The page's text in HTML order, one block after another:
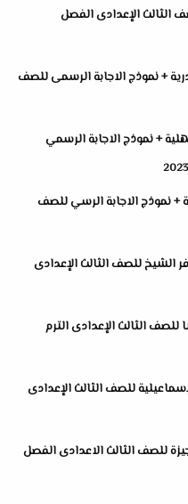
الثالث الإعدادى الفصل
+ نموذج الاجابة الرسمى للصف
+ نموذج الاجابة الرسمي
+ نموذج الاجابة الرسي للصف
الشيخ للصف الثالث الإعدادى
للصف الثالث الإعدادى الترم
للصف الثالث الإعدادى
للصف الثالث الاعدادى الفصل